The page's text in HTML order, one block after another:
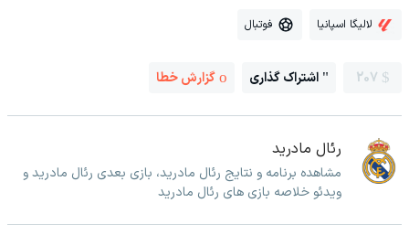
لالیگا اسپانیا فوتبال
207 اشتراک گذاری گزارش خطا
رئال مادرید
مشاهده برنامه و نتایج رئال مادرید، بازی بعدی رئال مادرید و
ویدئو خلاصه بازی های رئال مادرید